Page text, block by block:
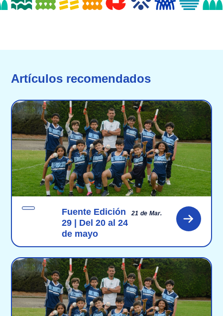
Artículos recomendados
Fuente Edición
29 | Del 20 al 24
de mayo
21 de Mar.